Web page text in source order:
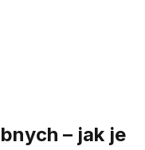
– jak je